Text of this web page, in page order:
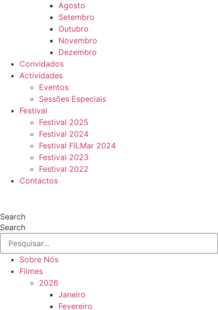
Agosto
Setembro
Outubro
Novembro
Dezembro
Convidados
Actividades
Eventos
Sessões Especiais
Festival
Festival 2025
Festival 2024
Festival FILMar 2024
Festival 2023
Festival 2022
Contactos
Search
Search
Sobre Nós
Filmes
2026
Janeiro
Fevereiro